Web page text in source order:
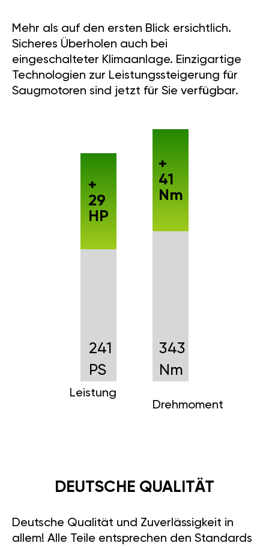
Mehr als auf den ersten Blick ersichtlich.
Sicheres Überholen auch bei
eingeschalteter Klimaanlage. Einzigartige
Technologien zur Leistungssteigerung für
Saugmotoren sind jetzt für Sie verfügbar.
241
PS
Leistung
+
29
HP
343
Nm
Drehmoment
+
41
Nm
DEUTSCHE QUALITÄT
Deutsche Qualität und Zuverlässigkeit in
allem! Alle Teile entsprechen den Standards